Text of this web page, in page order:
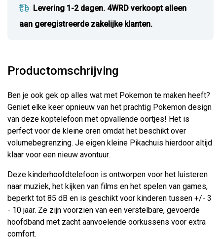
Levering 1-2 dagen. 4WRD verkoopt alleen
aan geregistreerde zakelijke klanten.
Productomschrijving
Ben je ook gek op alles wat met Pokemon te maken heeft?
Geniet elke keer opnieuw van het prachtig Pokemon design
van deze koptelefoon met opvallende oortjes! Het is
perfect voor de kleine oren omdat het beschikt over
volumebegrenzing. Je eigen kleine Pikachuis hierdoor altijd
klaar voor een nieuw avontuur.
Deze kinderhoofdtelefoon is ontworpen voor het luisteren
naar muziek, het kijken van films en het spelen van games,
beperkt tot 85 dB en is geschikt voor kinderen tussen +/- 3
- 10 jaar. Ze zijn voorzien van een verstelbare, gevoerde
hoofdband met zacht aanvoelende oorkussens voor extra
comfort.